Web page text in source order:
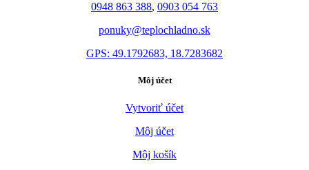
0948 863 388, 0903 054 763
ponuky@teplochladno.sk
GPS: 49.1792683, 18.7283682
Môj účet
Vytvoriť účet
Môj účet
Môj košík